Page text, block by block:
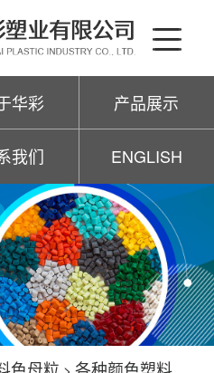
华彩 产品展示
我们 ENGLISH